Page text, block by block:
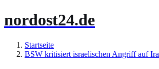
nordost24.de
Startseite
BSW kritisiert israelischen Angriff auf